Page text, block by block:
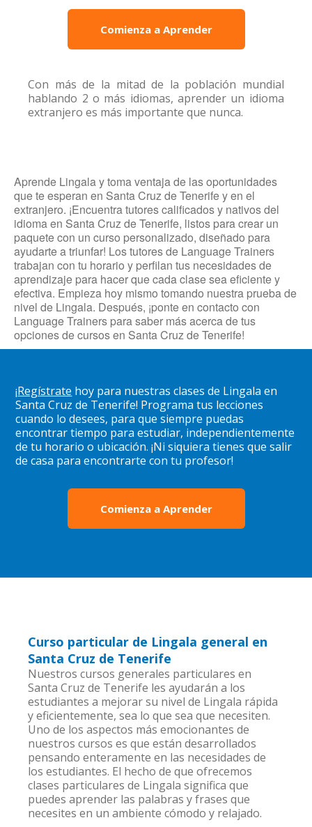
Comienza a Aprender
Con más de la mitad de la población mundial
hablando 2 o más idiomas, aprender un idioma
extranjero es más importante que nunca.
Aprende Lingala y toma ventaja de las oportunidades
que te esperan en Santa Cruz de Tenerife y en el
extranjero. ¡Encuentra tutores calificados y nativos del
idioma en Santa Cruz de Tenerife, listos para crear un
paquete con un curso personalizado, diseñado para
ayudarte a triunfar! Los tutores de Language Trainers
trabajan con tu horario y perfilan tus necesidades de
aprendizaje para hacer que cada clase sea eficiente y
efectiva. Empieza hoy mismo tomando nuestra prueba de
nivel de Lingala. Después, ¡ponte en contacto con
Language Trainers para saber más acerca de tus
opciones de cursos en Santa Cruz de Tenerife!
¡Regístrate hoy para nuestras clases de Lingala en
Santa Cruz de Tenerife! Programa tus lecciones
cuando lo desees, para que siempre puedas
encontrar tiempo para estudiar, independientemente
de tu horario o ubicación. ¡Ni siquiera tienes que salir
de casa para encontrarte con tu profesor!
Comienza a Aprender
Curso particular de Lingala general en
Santa Cruz de Tenerife
Nuestros cursos generales particulares en
Santa Cruz de Tenerife les ayudarán a los
estudiantes a mejorar su nivel de Lingala rápida
y eficientemente, sea lo que sea que necesiten.
Uno de los aspectos más emocionantes de
nuestros cursos es que están desarrollados
pensando enteramente en las necesidades de
los estudiantes. El hecho de que ofrecemos
clases particulares de Lingala significa que
puedes aprender las palabras y frases que
necesites en un ambiente cómodo y relajado.